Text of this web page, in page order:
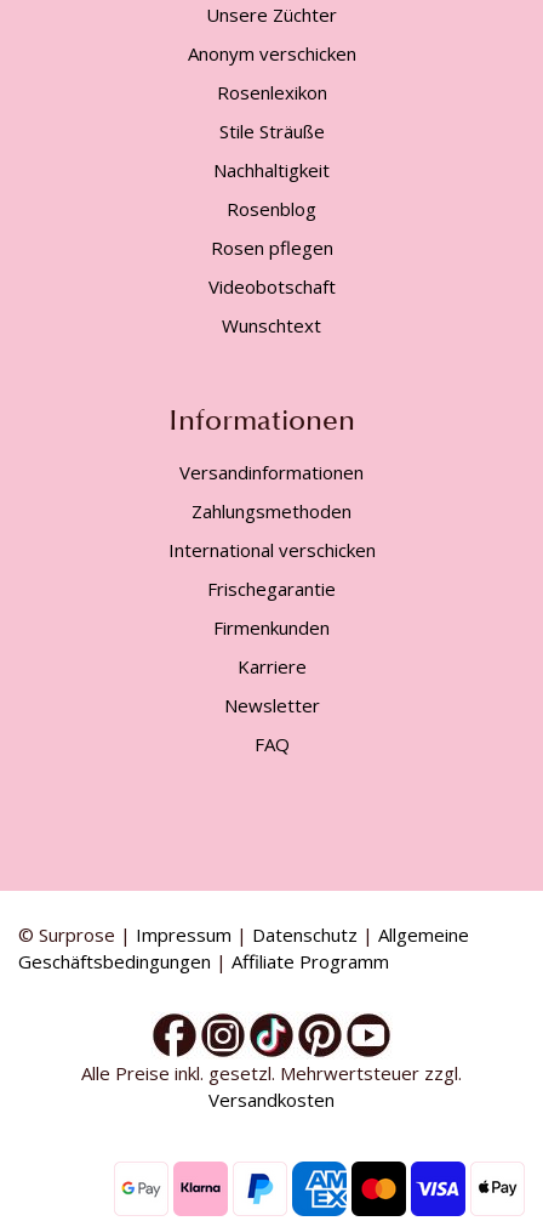
Unsere Züchter
Anonym verschicken
Rosenlexikon
Stile Sträuße
Nachhaltigkeit
Rosenblog
Rosen pflegen
Videobotschaft
Wunschtext
Informationen
Versandinformationen
Zahlungsmethoden
International verschicken
Frischegarantie
Firmenkunden
Karriere
Newsletter
FAQ
© Surprose | Impressum | Datenschutz | Allgemeine
Geschäftsbedingungen | Affiliate Programm
Alle Preise inkl. gesetzl. Mehrwertsteuer zzgl.
Versandkosten